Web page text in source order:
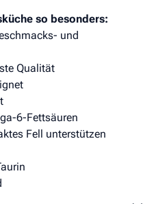
so besonders:
und
Qualität
6-Fettsäuren
Fell unterstützen